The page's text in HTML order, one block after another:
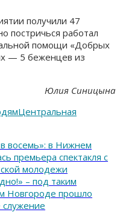
получили 47
постричься работал
помощи «Добрых
— 5 беженцев из
Юлия Синицына
Центральная
в восемь»: в Нижнем
премьера спектакля с
молодежи
– под таким
Новгороде прошло